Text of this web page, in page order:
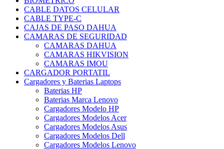
CABLE DATOS CELULAR
CABLE TYPE-C
CAJAS DE PASO DAHUA
CAMARAS DE SEGURIDAD
CAMARAS DAHUA
CAMARAS HIKVISION
CAMARAS IMOU
CARGADOR PORTATIL
Cargadores y Baterias Laptops
Baterias HP
Baterias Marca Lenovo
Cargadores Modelo HP
Cargadores Modelos Acer
Cargadores Modelos Asus
Cargadores Modelos Dell
Cargadores Modelos Lenovo